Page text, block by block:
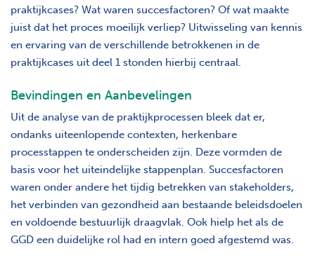
praktijkcases? Wat waren succesfactoren? Of wat maakte
juist dat het proces moeilijk verliep? Uitwisseling van kennis
en ervaring van de verschillende betrokkenen in de
praktijkcases uit deel 1 stonden hierbij centraal.
Bevindingen en Aanbevelingen
Uit de analyse van de praktijkprocessen bleek dat er,
ondanks uiteenlopende contexten, herkenbare
processtappen te onderscheiden zijn. Deze vormden de
basis voor het uiteindelijke stappenplan. Succesfactoren
waren onder andere het tijdig betrekken van stakeholders,
het verbinden van gezondheid aan bestaande beleidsdoelen
en voldoende bestuurlijk draagvlak. Ook hielp het als de
GGD een duidelijke rol had en intern goed afgestemd was.